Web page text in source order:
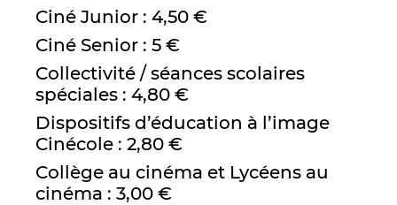
Ciné Junior : 4,50 €
Ciné Senior : 5 €
Collectivité / séances scolaires
spéciales : 4,80 €
Dispositifs d’éducation à l’image
Cinécole : 2,80 €
Collège au cinéma et Lycéens au
cinéma : 3,00 €